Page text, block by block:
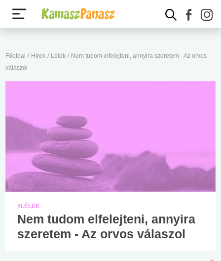
Főoldal / Hírek / Lélek / Nem tudom elfelejteni, annyira szeretem - Az orvos
válaszol
#LÉLEK
Nem tudom elfelejteni, annyira
szeretem - Az orvos válaszol